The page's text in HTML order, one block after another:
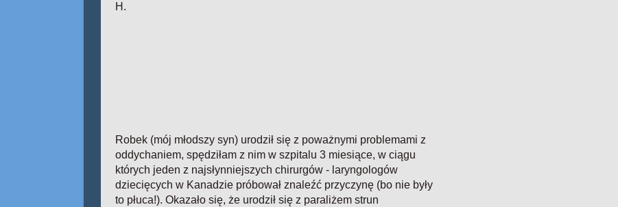
H.
Robek (mój młodszy syn) urodził się z poważnymi problemami z
oddychaniem, spędziłam z nim w szpitalu 3 miesiące, w ciągu
których jeden z najsłynniejszych chirurgów - laryngologów
dziecięcych w Kanadzie próbował znaleźć przyczynę (bo nie były
to płuca!). Okazało się, że urodził się z paraliżem strun